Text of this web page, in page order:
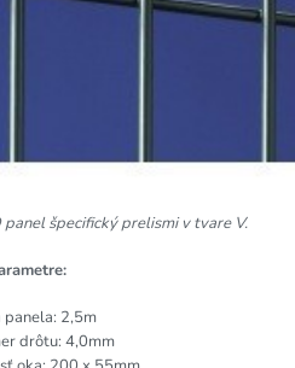
panel špecifický prelismi v tvare V.
panela: 2,5m
drôtu: 4,0mm